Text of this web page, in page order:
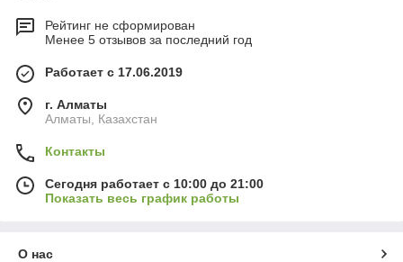
Рейтинг не сформирован
Менее 5 отзывов за последний год
Работает с 17.06.2019
г. Алматы
Алматы, Казахстан
Контакты
Сегодня работает с 10:00 до 21:00
Показать весь график работы
О нас